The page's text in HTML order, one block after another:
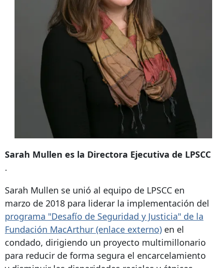
Sarah Mullen es la Directora Ejecutiva de LPSCC
.
Sarah Mullen se unió al equipo de LPSCC en
marzo de 2018 para liderar la implementación del
programa "Desafío de Seguridad y Justicia" de la
Fundación MacArthur (enlace externo) en el
condado, dirigiendo un proyecto multimillonario
para reducir de forma segura el encarcelamiento